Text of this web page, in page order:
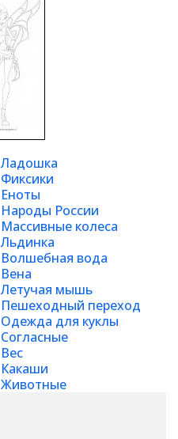
Ладошка
Фиксики
Еноты
Народы России
Массивные колеса
Льдинка
Волшебная вода
Вена
Летучая мышь
Пешеходный переход
Одежда для куклы
Согласные
Вес
Какаши
Животные